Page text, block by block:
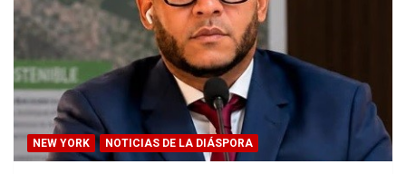
NEW YORK NOTICIAS DE LA DIÁSPORA